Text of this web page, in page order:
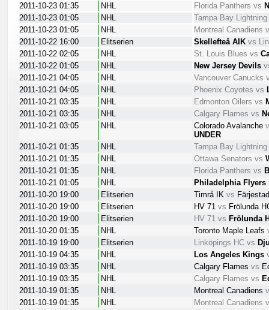
2011-10-23 01:35 NHL Florida Panthers vs
2011-10-23 01:05
NHL
Tampa Bay Lightning
2011-10-23 01:05
NHL Montreal Canadiens
2011-10-22 16:00
Elitserien Skellefteå AIK vs
2011-10-22 02:05
NHL St. Louis Blues vs
2011-10-22 01:05
NHL New Jersey Devils
2011-10-21 04:05
NHL Vancouver Canucks
2011-10-21 04:05
NHL Phoenix Coyotes vs
2011-10-21 03:35
NHL Edmonton Oilers vs
2011-10-21 03:35
NHL Calgary Flames vs
2011-10-21 03:05
NHL Colorado Avalanche
UNDER
2011-10-21 01:35
NHL
Tampa Bay Lightning
2011-10-21 01:35
NHL Ottawa Senators vs
2011-10-21 01:35
NHL Florida Panthers vs
2011-10-21 01:05
NHL Philadelphia Flyers
2011-10-20 19:00
Elitserien Timrå IKvs
2011-10-20 19:00
Elitserien HV 71vs Frölunda
2011-10-20 19:00
Elitserien HV 71 vs Frölunda
2011-10-20 01:35
NHL Toronto Maple Leafs
2011-10-19 19:00
Elitserien Linköpings HC vs
2011-10-19 04:35
NHL Los Angeles Kings
2011-10-19 03:35
NHL Calgary Flamesvs
2011-10-19 03:35
NHL Calgary Flames vs
2011-10-19 01:35
NHL Montreal Canadiens
2011-10-19 01:35
NHL Montreal Canadiens